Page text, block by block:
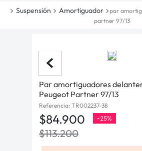
Suspensión Amortiguador
par
partner 97/13
Par amortiguadores
Peugeot Partner 97/13
Referencia: TR002237-38
$84.900 -25%
$113.200